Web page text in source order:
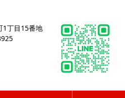
1丁目15番地